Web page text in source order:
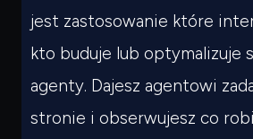
jest zastosowanie które
kto buduje lub optymalizuje
agenty. Dajesz agentowi
stronie i obserwujesz co